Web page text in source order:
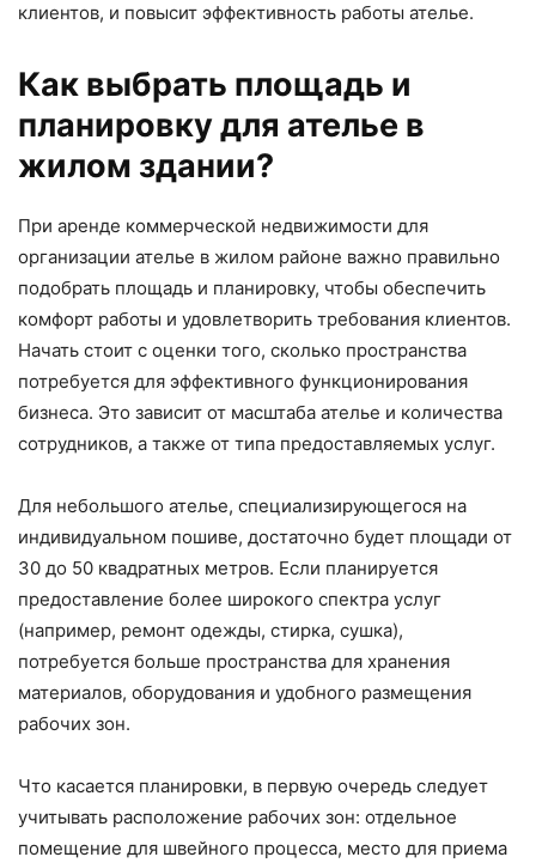
клиентов, и повысит эффективность работы ателье.
Как выбрать площадь и
планировку для ателье в
жилом здании?
При аренде коммерческой недвижимости для
организации ателье в жилом районе важно правильно
подобрать площадь и планировку, чтобы обеспечить
комфорт работы и удовлетворить требования клиентов.
Начать стоит с оценки того, сколько пространства
потребуется для эффективного функционирования
бизнеса. Это зависит от масштаба ателье и количества
сотрудников, а также от типа предоставляемых услуг.
Для небольшого ателье, специализирующегося на
индивидуальном пошиве, достаточно будет площади от
30 до 50 квадратных метров. Если планируется
предоставление более широкого спектра услуг
(например, ремонт одежды, стирка, сушка),
потребуется больше пространства для хранения
материалов, оборудования и удобного размещения
рабочих зон.
Что касается планировки, в первую очередь следует
учитывать расположение рабочих зон: отдельное
помещение для швейного процесса, место для приема